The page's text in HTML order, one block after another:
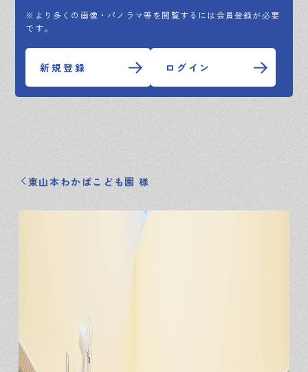
※より多くの画像・パノラマ等を閲覧するには会員登録が必要
です。
新規登録 ログイン
東山本わかばこども園 様